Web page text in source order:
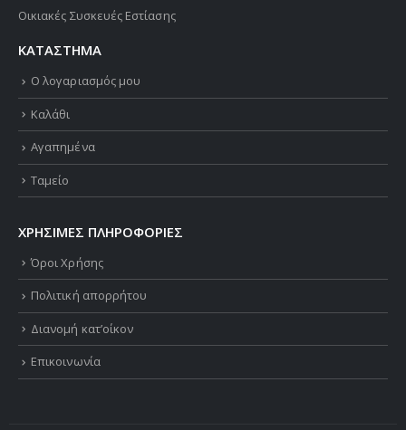
Οικιακές Συσκευές Εστίασης
ΚΑΤΑΣΤΗΜΑ
Ο λογαριασμός μου
Καλάθι
Αγαπημένα
Ταμείο
ΧΡΗΣΙΜΕΣ ΠΛΗΡΟΦΟΡΙΕΣ
Όροι Χρήσης
Πολιτική απορρήτου
Διανομή κατ’οίκον
Επικοινωνία